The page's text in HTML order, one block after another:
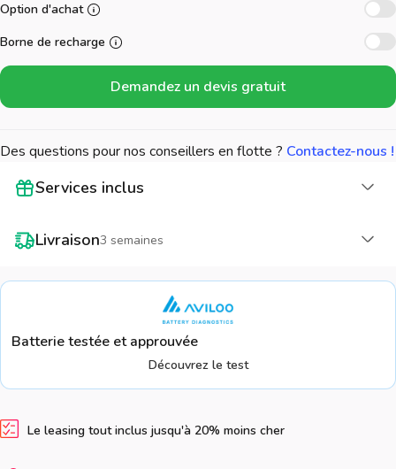
Option d'achat
Borne de recharge
Demandez un devis gratuit
Des questions pour nos conseillers en flotte ? Contactez-nous !
Services inclus
Livraison3 semaines
Batterie testée et approuvée
Découvrez le test
Le leasing tout inclus jusqu'à 20% moins cher